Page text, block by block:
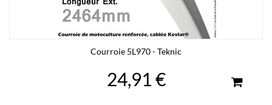
Courroie 5L970 - Teknic
24,91 €